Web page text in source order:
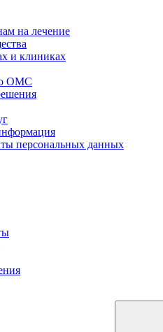
на лечение
и клиниках
ОМС
персональных данных